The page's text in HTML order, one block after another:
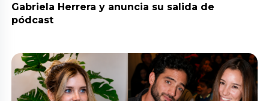
Gabriela Herrera y anuncia su salida de
pódcast